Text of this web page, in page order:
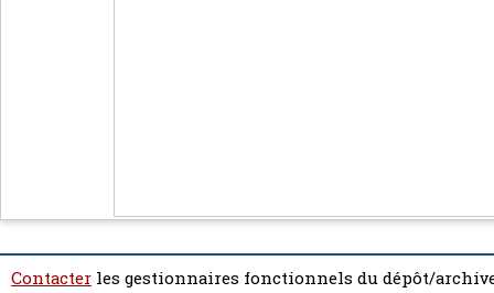
Contacter les gestionnaires fonctionnels du dépôt/